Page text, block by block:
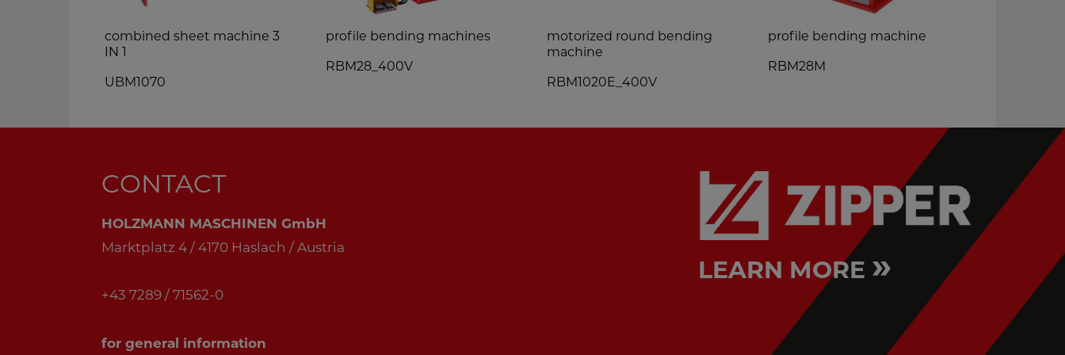
combined sheet machine 3
IN 1
UBM1070
profile bending machines
RBM28_400V
motorized round bending
machine
RBM1020E_400V
profile bending machine
RBM28M
CONTACT
HOLZMANN MASCHINEN GmbH
Marktplatz 4 / 4170 Haslach / Austria
+43 7289 / 71562-0
for general information
LEARN MORE »